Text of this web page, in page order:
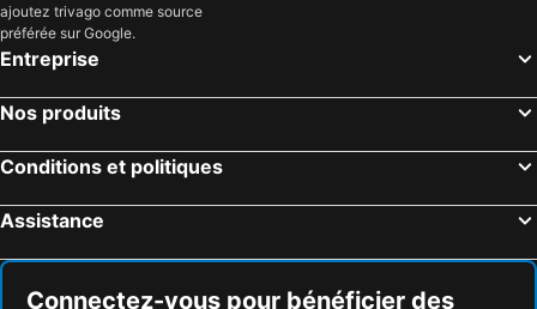
ajoutez trivago comme source
préférée sur Google.
Entreprise
Nos produits
Conditions et politiques
Assistance
Connectez-vous pour bénéficier des